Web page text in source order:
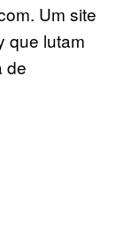
Um site
que lutam
de